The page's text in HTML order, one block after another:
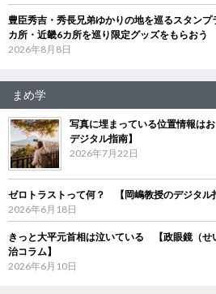
豊臣秀吉・秀長兄弟ゆかりの地を巡るスタン
カ所・近畿6カ所を巡り限定グッズをもらおう
2026年8月8日
まめ学
写真に埋まっている位置情報は
デジタル指南】
2026年7月22日
ゼロトラストって何？ 【岡嶋教授のデジタル
2026年6月18日
きっと大平元首相は泣いている 【政眼鏡（せ
治コラム】
2026年6月10日